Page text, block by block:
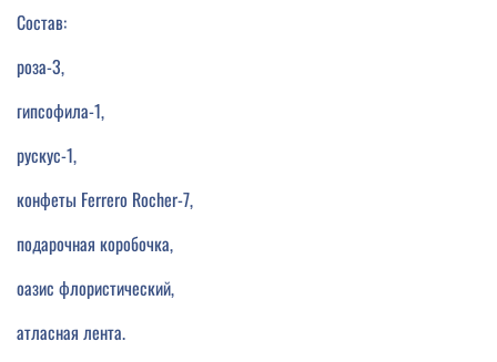
Состав:
роза-3,
гипсофила-1,
рускус-1,
конфеты Ferrero Rocher-7,
подарочная коробочка,
оазис флористический,
атласная лента.